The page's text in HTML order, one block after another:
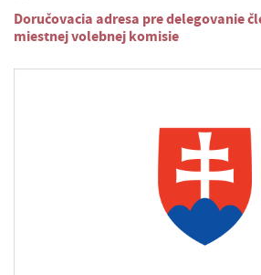
Doručovacia adresa pre delegovanie
miestnej volebnej komisie